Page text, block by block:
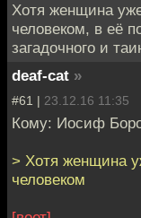
Хотя женщина
человеком, в её
загадочного и
deaf-cat »
#61 | 23.12.16 11:35
Кому: Иосиф
> Хотя женщина
человеком